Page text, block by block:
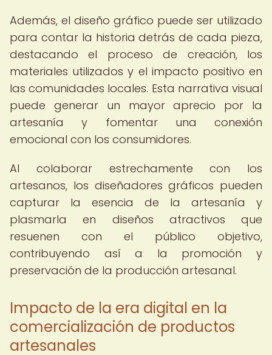
Además, el diseño gráfico puede ser utilizado
para contar la historia detrás de cada pieza,
destacando el proceso de creación, los
materiales utilizados y el impacto positivo en
las comunidades locales. Esta narrativa visual
puede generar un mayor aprecio por la
artesanía y fomentar una conexión
emocional con los consumidores.
Al colaborar estrechamente con los
artesanos, los diseñadores gráficos pueden
capturar la esencia de la artesanía y
plasmarla en diseños atractivos que
resuenen con el público objetivo,
contribuyendo así a la promoción y
preservación de la producción artesanal.
Impacto de la era digital en la
comercialización de productos
artesanales